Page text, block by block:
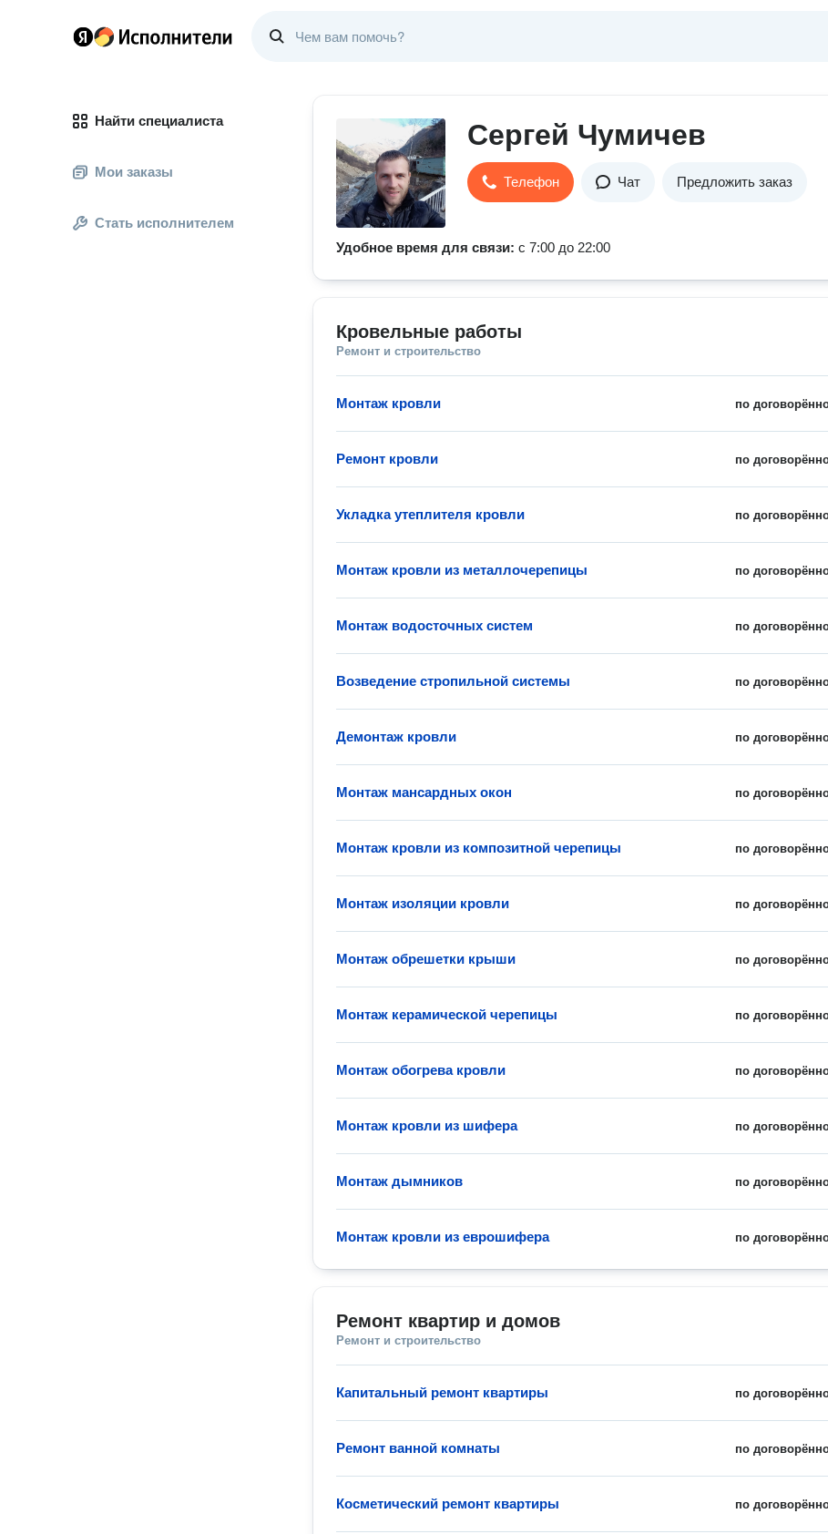
Найти специалиста
Мои заказы
Стать исполнителем
Сергей Чумичев
Телефон Чат Предложить заказ
Удобное время для связи: с 7:00 до 22:00
Кровельные работы
Ремонт и строительство
по
Монтаж кровли
по
Ремонт кровли
по
Укладка утеплителя кровли
по
Монтаж кровли из металлочерепицы
по
Монтаж водосточных систем
по
Возведение стропильной системы
по
Демонтаж кровли
по
Монтаж мансардных окон
по
Монтаж кровли из композитной черепицы
по
Монтаж изоляции кровли
по
Монтаж обрешетки крыши
по
Монтаж керамической черепицы
по
Монтаж обогрева кровли
по
Монтаж кровли из шифера
по
Монтаж дымников
по
Монтаж кровли из еврошифера
Ремонт квартир и домов
Ремонт и строительство
по
Капитальный ремонт квартиры
по
Ремонт ванной комнаты
по
Косметический ремонт квартиры